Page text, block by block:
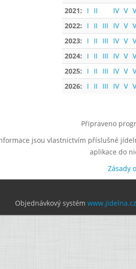
2021:
I II IV V
2022:
I II III IV V
2023:
I II III IV V
2024:
I II III IV V
2025:
I II III IV V
2026:
I II III IV V
Připraveno
jsou vlastnictvím příslušné
aplikace do
Zásady
Objednávkový systém www.jidelna.cz